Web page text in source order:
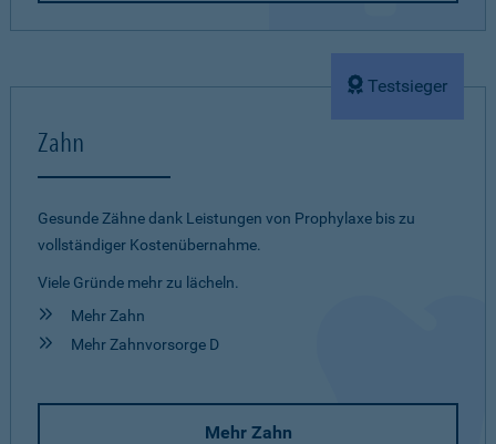
Testsieger
Zahn
Gesunde Zähne dank Leistungen von Prophylaxe bis zu
vollständiger Kostenübernahme.
Viele Gründe mehr zu lächeln.
Mehr Zahn
Mehr Zahnvorsorge D
Mehr Zahn